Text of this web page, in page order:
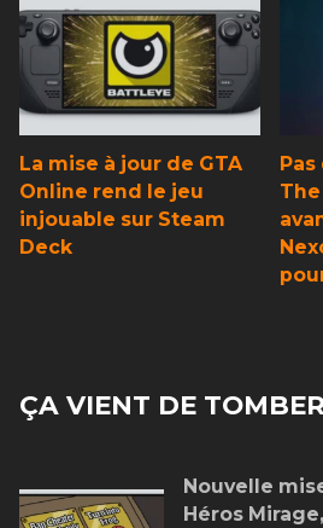
La mise à jour de GTA
Online rend le jeu
injouable sur Steam
Deck
ÇA VIENT DE
Nouvelle
Héros